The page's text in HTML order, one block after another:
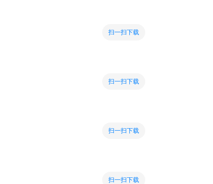
扫一扫下载
扫一扫下载
扫一扫下载
扫一扫下载